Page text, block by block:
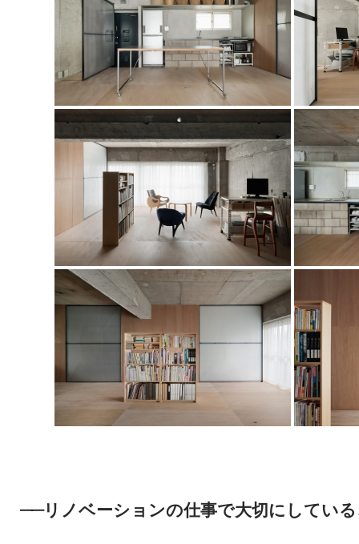
──リノベーションの仕事で大切にしてい